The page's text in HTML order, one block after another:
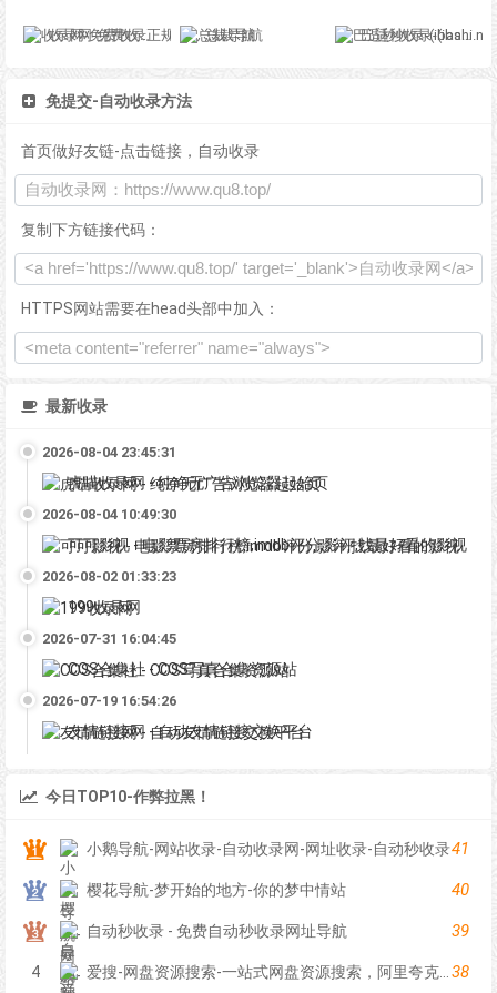
收录网-免费收录正规网站-免费发布软文 总裁导航 巴适秒收录-(ibashi.net) - 巴适导航分类网站目录 - 自助网址提交自动收录
免提交-自动收录方法
首页做好友链-点击链接，自动收录
复制下方链接代码：
HTTPS网站需要在head头部中加入：
最新收录
2026-08-04 23:45:31
虎喵收录网 - 纯净无广告浏览器起始页
2026-08-04 10:49:30
可可影视 - 电影票房排行榜,imdb评分,影评,找最好看的影视
2026-08-02 01:33:23
199收录网
2026-07-31 16:04:45
COS合集社 - COS写真合集资源站
2026-07-19 16:54:26
友情链接网 - 自动友情链接交换平台
今日TOP10-作弊拉黑！
小鹅导航-网站收录-自动收录网-网址收录-自动秒收录41
樱花导航-梦开始的地方-你的梦中情站 40
自动秒收录 - 免费自动秒收录网址导航 39
4 爱搜-网盘资源搜索-一站式网盘资源搜索，阿里夸克百度迅雷UC全聚合38